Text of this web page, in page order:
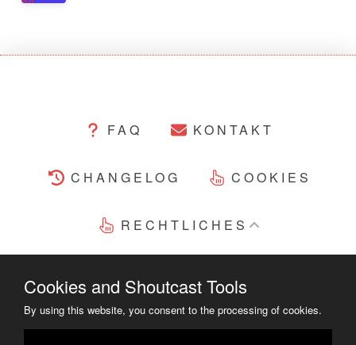
FAQ KONTAKT
CHANGELOG COOKIES
RECHTLICHES
Cookies and Shoutcast Tools
By using this website, you consent to the processing of cookies.